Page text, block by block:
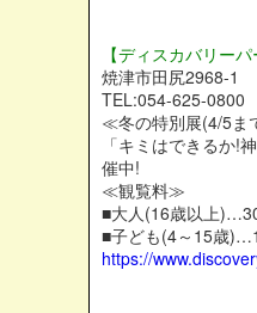
【ディスカバリー
焼津市田尻2968-1
TEL:054-625-0800
≪冬の特別展(4/5
「キミはできるか!
催中!
≪観覧料≫
■大人(16歳以上
■子ども(4～15歳
https://